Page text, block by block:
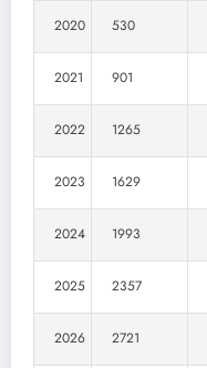
2020 530
2021 901
2022 1265
2023 1629
2024 1993
2025 2357
2026 2721